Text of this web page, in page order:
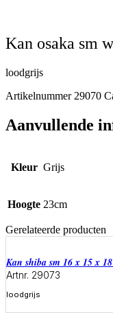
Kan osaka
loodgrijs
Artikelnummer 29070
Aanvullende
Kleur Grijs
Hoogte 23cm
Gerelateerde producten
Kan shiba sm 16 x 15 x
Artnr. 29073
loodgrijs
Meer informatie